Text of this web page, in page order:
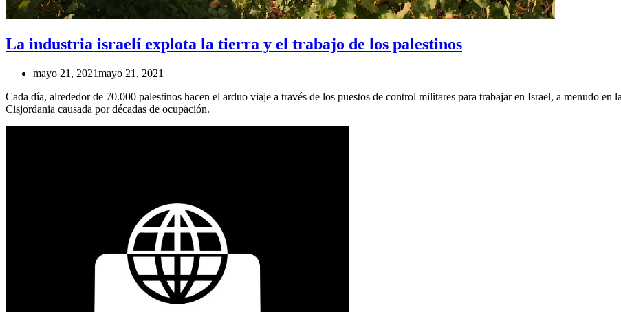
La industria israelí explota la tierra y el trabajo de los palestinos
mayo 21, 2021mayo 21, 2021
Cada día, alrededor de 70.000 palestinos hacen el arduo viaje a través de los puestos de control militares para trabajar en Israel, a menudo en
Cisjordania causada por décadas de ocupación.